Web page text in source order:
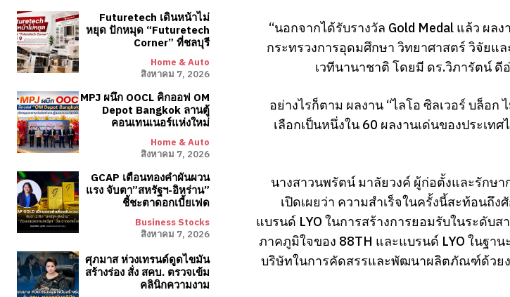
Futuretech เดินหน้าไม่
หยุด ปักหมุด “Futuretech
Corner” ที่ชลบุรี
Home & Auto
สิงหาคม 7, 2026
MPJ ผนึก OOCL คิกออฟ OM
Depot Bangkok ลานตู้
คอนเทนเนอร์แห่งใหม่
Home & Auto
สิงหาคม 7, 2026
GCAP เตือนทองคำผันผวน
แรง จับตา”สหรัฐฯ-อิหร่าน”
ชี้ชะตาดอกเบี้ยเฟด
Business Stocks
สิงหาคม 7, 2026
ศุภมาส ห่วงเทรนด์ดูดไขมัน
สร้างร่อง สั่ง สคบ. ตรวจเข้ม
คลินิกความงาม
“นอกจากได้รับรางวัล Gold Medal แล้ว ผล
กระทรวงการอุดมศึกษา วิทยาศาสตร์ วิจัย
เวทีนานาชาติ โดยมี ดร.วิภารัตน์
อย่างไรก็ตาม ผลงาน “ไลโอ ซิลเวอร์ บล็อ
เลือกเป็นหนึ่งใน 60 ผลงานเด่นของประเท
นางสาวนพรัตน์ มาลัยวงค์ ผู้ก่อตั้งและรักษ
เปิดเผยว่า ความสำเร็จในครั้งนี้สะท้อนถึ
แบรนด์ LYO ในการสร้างการยอมรับในระดับส
ภาคภูมิใจของ 88TH และแบรนด์ LYO ในฐา
บริษัทในการคัดสรรและพัฒนาผลิตภัณฑ์ด้วย